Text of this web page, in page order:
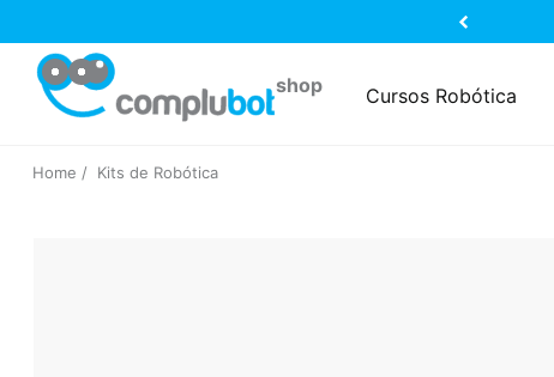
Cursos Robótica
Home Kits de Robótica